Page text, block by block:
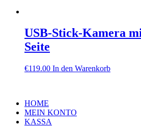
USB-Stick-Kamera
Seite
€119.00 In den Warenkorb
HOME
MEIN KONTO
KASSA